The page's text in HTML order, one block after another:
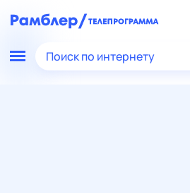
Поиск по интернету